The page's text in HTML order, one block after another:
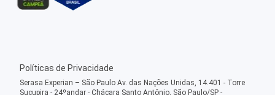
Políticas de Privacidade
Serasa Experian – São Paulo Av. das Nações Unidas, 14.401 - Torre
Sucupira - 24ºandar - Chácara Santo Antônio, São Paulo/SP -